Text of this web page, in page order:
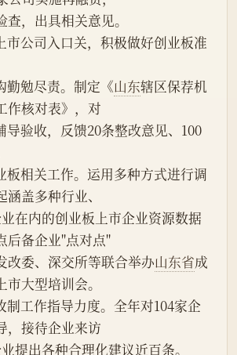
，出具相关意见。
构勤勉尽责。制定《
山东辖区保荐机
作核对表》，对
导验收，反馈20条整改意见、100
盖多种行业、
在内的创业板上市企业资源数据
后备企业"点对点"
改委、深交所等联合举办山东省成
大型培训会。
，接待企业来访
提出各种合理化建议近百条。